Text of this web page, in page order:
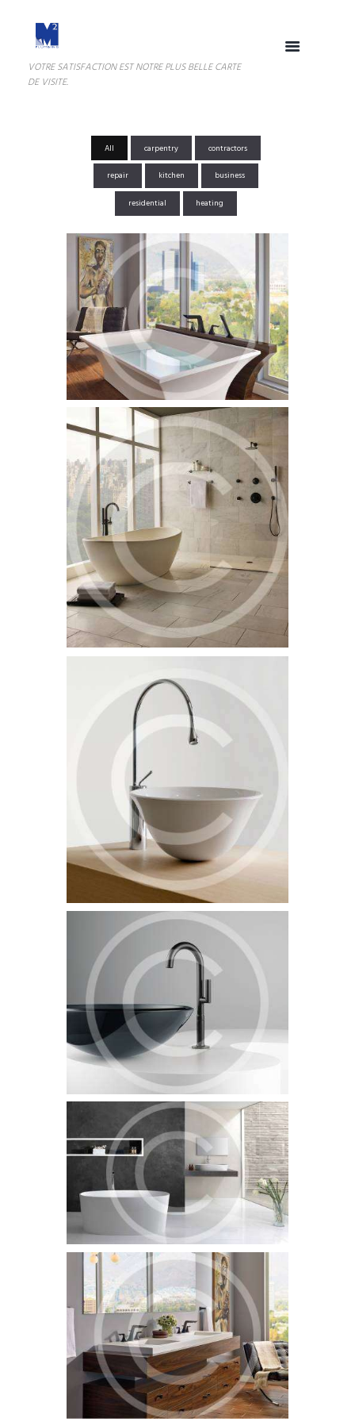
VOTRE SATISFACTION EST NOTRE PLUS BELLE CARTE
DE VISITE.
All carpentry contractors
repair kitchen business
residential heating
Dangers of Delaying Plumbing Repairs
5 July 2015
1554
Officia deserunt mollitia animi, id est laborum et dolorum fuga.
Et harum quidem rerum facilis est et expedita distinctio. Nam
libero tempore…
5 July 2015
Sed ut perspiciatis, unde omnis iste natus error sit voluptatem
accusantium doloremque laudantium, totam rem aperiam
eaque ipsa, quae ab illo inventore veritatis et quasi architecto
beatae vitae dicta sunt, explicabo. Nemo enim ipsam
voluptatem, quia voluptas sit, aspernatur…
The Basics of Sump Pumps
5 July 2015
Lorem ipsum dolor sit amet, consectetur adipisicing elit, sed
do eiusmod tempor incididunt ut labore et dolore magna…
Water Pressure Is Everything
5 July 2015
1577
Officia deserunt mollitia animi, id est laborum et dolorum fuga.
Et harum quidem rerum facilis est et expedita distinctio. Nam
libero tempore…
6 Steps to Hire a Plumber
5 July 2015
Officia deserunt mollitia animi, id est laborum et dolorum fuga.
Et harum quidem rerum facilis est et expedita distinctio. Nam
libero tempore…